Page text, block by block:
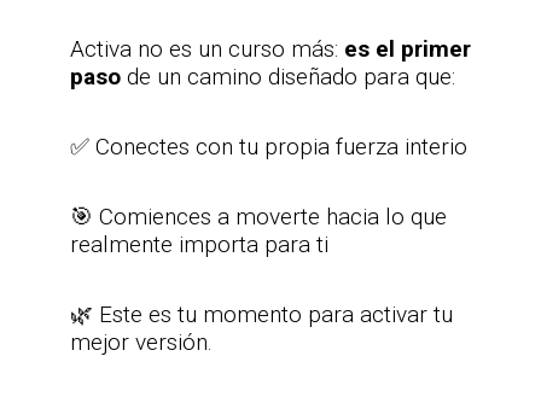
Activa no es un curso más: es el primer
pasode un camino diseñado para que:
✅ Conectes con tu propia fuerza interio
🎯 Comiences a moverte hacia lo que
realmente importa para ti
🌿 Este es tu momento para activar tu
mejor versión.